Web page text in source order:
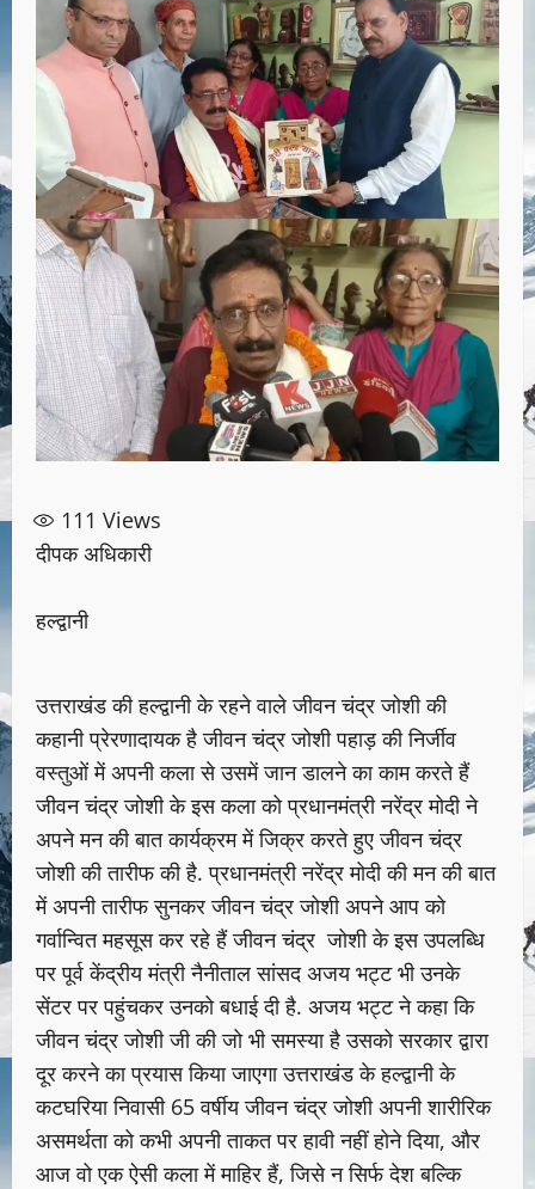
111 Views
दीपक अधिकारी
हल्द्वानी
उत्तराखंड की हल्द्वानी के रहने वाले जीवन चंद्र जोशी की
कहानी प्रेरणादायक है जीवन चंद्र जोशी पहाड़ की निर्जीव
वस्तुओं में अपनी कला से उसमें जान डालने का काम करते हैं
जीवन चंद्र जोशी के इस कला को प्रधानमंत्री नरेंद्र मोदी ने
अपने मन की बात कार्यक्रम में जिक्र करते हुए जीवन चंद्र
जोशी की तारीफ की है. प्रधानमंत्री नरेंद्र मोदी की मन की बात
में अपनी तारीफ सुनकर जीवन चंद्र जोशी अपने आप को
गर्वान्वित महसूस कर रहे हैं जीवन चंद्र जोशी के इस उपलब्धि
पर पूर्व केंद्रीय मंत्री नैनीताल सांसद अजय भट्ट भी उनके
सेंटर पर पहुंचकर उनको बधाई दी है. अजय भट्ट ने कहा कि
जीवन चंद्र जोशी जी की जो भी समस्या है उसको सरकार द्वारा
दूर करने का प्रयास किया जाएगा उत्तराखंड के हल्द्वानी के
कटघरिया निवासी 65 वर्षीय जीवन चंद्र जोशी अपनी शारीरिक
असमर्थता को कभी अपनी ताकत पर हावी नहीं होने दिया, और
आज वो एक ऐसी कला में माहिर हैं, जिसे न सिर्फ देश बल्कि